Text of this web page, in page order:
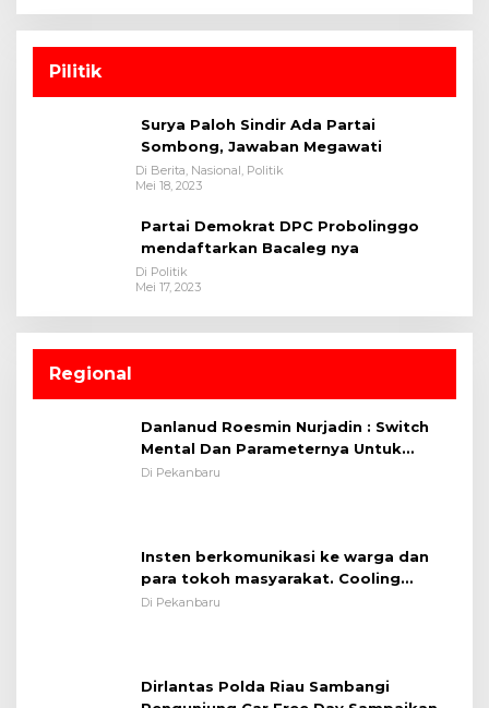
Pilitik
Surya Paloh Sindir Ada Partai
Sombong, Jawaban Megawati
Di Berita, Nasional, Politik
Mei 18, 2023
Partai Demokrat DPC Probolinggo
mendaftarkan Bacaleg nya
Di Politik
Mei 17, 2023
Regional
Danlanud Roesmin Nurjadin : Switch
Mental Dan Parameternya Untuk
Melaksanakan ✈
Di Pekanbaru
Insten berkomunikasi ke warga dan
para tokoh masyarakat. Cooling
System OMP LK ²024 Polsek Rumbai,
Di Pekanbaru
Dirlantas Polda Riau Sambangi